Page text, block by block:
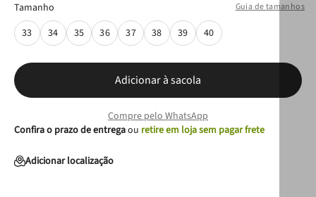
Guia de tamanhos
Tamanho
33
34 35 36 37 38 39 40
Adicionar à sacola
Compre pelo WhatsApp
Confira o prazo de entregaou retire em loja sem pagar frete
Adicionar localização